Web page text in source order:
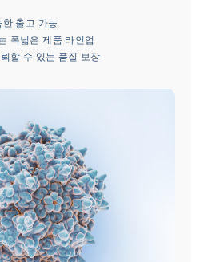
출고 가능
폭넓은 제품 라인업
할 수 있는 품질 보장